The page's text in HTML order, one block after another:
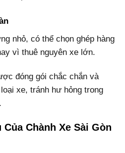
nhỏ, có thể chọn ghép hàng
vì thuê nguyên xe lớn.
đóng gói chắc chắn và
xe, tránh hư hỏng trong
Chành Xe Sài Gòn